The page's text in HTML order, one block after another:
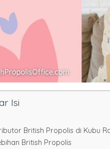
Isi
British Propolis di Kubu
British Propolis